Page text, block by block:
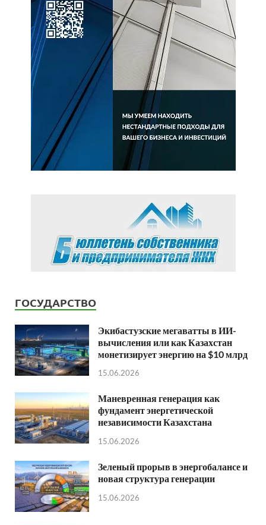
ГОСУДАРСТВО
Экибастузские мегаватты в ИИ-
вычисления или как Казахстан
монетизирует энергию на $10 млрд
15.06.2026
Маневренная генерация как
фундамент энергетической
независимости Казахстана
15.06.2026
Зеленый прорыв в энергобалансе и
новая структура генерации
15.06.2026